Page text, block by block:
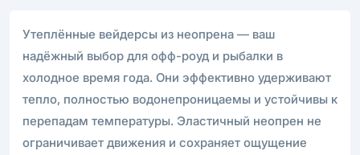
Утеплённые вейдерсы из неопрена — ваш
надёжный выбор для офф-роуд и рыбалки в
холодное время года. Они эффективно удерживают
тепло, полностью водонепроницаемы и устойчивы к
перепадам температуры. Эластичный неопрен не
ограничивает движения и сохраняет ощущение